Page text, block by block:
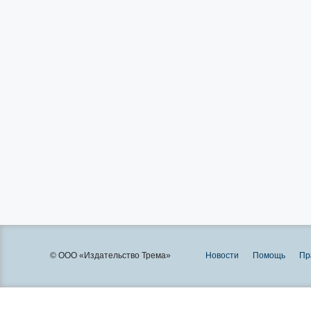
© ООО «Издательство Трема» Новости Помощь